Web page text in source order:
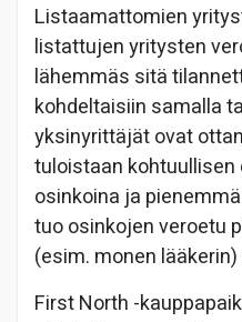
Listaamattomien
listattujen yritysten
lähemmäs sitä
kohdeltaisiin samalla
yksinyrittäjät ovat
tuloistaan
osinkoina ja
tuo osinkojen veroetu
(esim. monen
First North -